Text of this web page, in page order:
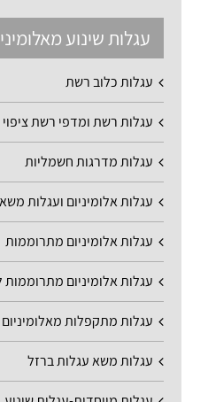
עגלות שינוע
עגלות כלוב רשת
עגלות רשת ומדפי רשת ציפוי
עגלות מדרגות חשמליות
עגלות אלומיניום ועגלות משא
עגלות אלומיניום מתרוממות
עגלות אלומיניום מתרוממות
עגלות מתקפלות מאלומיניום
עגלות משא עגלות ברזל